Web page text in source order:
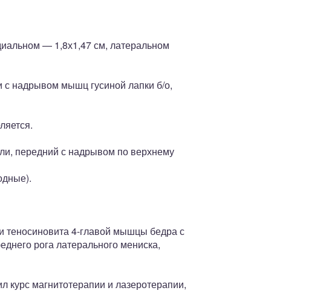
— 1,8х1,47 см, латеральном
с надрывом мышц гусиной лапки б/о,
передний с надрывом по верхнему
4-главой мышцы бедра с
рога латерального мениска,
курс магнитотерапии и лазеротерапии,